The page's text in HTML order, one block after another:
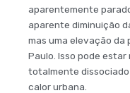
aparentemente
aparente diminuição
mas uma elevação da
Paulo. Isso pode
totalmente dissociado
calor urbana.